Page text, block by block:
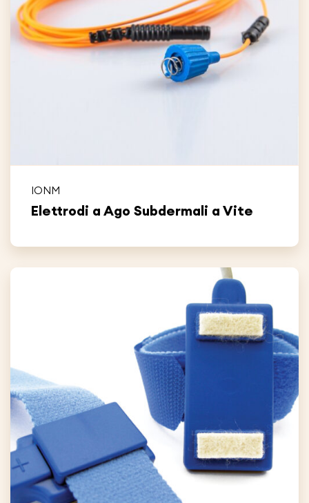
IONM
Elettrodi a Ago Subdermali a Vite